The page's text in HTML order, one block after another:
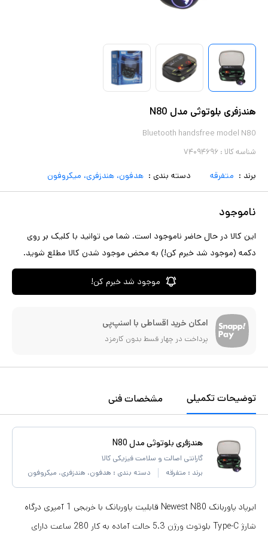
هندزفری بلوتوثی مدل N80
Bluetooth handsfree model N80
شناسه کالا : ۷۴۰۹۴۶۹۶
برند : متفرقه دسته بندی : هدفون، هندزفری، میکروفون
ناموجود
این کالا در حال حاضر ناموجود است. شما می توانید با کلیک بر روی
دکمه (موجود شد خبرم کن!) به محض موجود شدن کالا مطلع شوید.
موجود شد خبرم کن!
امکان خرید اقساطی با اسنپ‌پی
پرداخت در چهار قسط بدون کارمزد
توضیحات تکمیلی مشخصات فنی
هندزفری بلوتوثی مدل N80
گارانتی اصالت و سلامت فیزیکی کالا
برند : متفرقه دسته بندی : هدفون، هندزفری، میکروفون
ایرپاد پاوربانک Newest N80 قابلیت پاوربانک با خریجی 1 آمپری درگاه
شارژ Type-C بلوتوث ورژن 5.3 حالت آماده به کار 280 ساعت دارای